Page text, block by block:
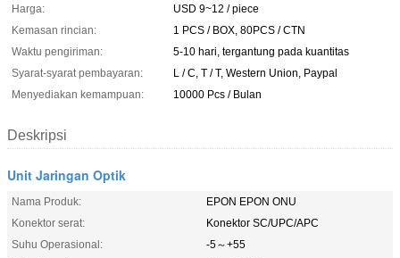
Harga:
USD 9~12 / piece
Kemasan rincian:
1 PCS / BOX, 80PCS / CTN
Waktu pengiriman:
5-10 hari, tergantung pada kuantitas
Syarat-syarat pembayaran:
L / C, T / T, Western Union, Paypal
Menyediakan kemampuan:
10000 Pcs / Bulan
Deskripsi
Unit Jaringan Optik
Nama Produk:
EPON EPON ONU
Konektor serat:
Konektor SC/UPC/APC
Suhu Operasional:
-5～+55